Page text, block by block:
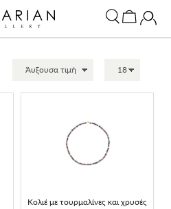
Κολιέ με τουρμαλίνες και χρυσές
Κολιέ με τουρμαλίνες και
χρυσές μπίλιες K14